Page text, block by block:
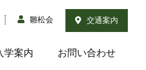
雛松会 交通案内
学案内 お問い合わせ